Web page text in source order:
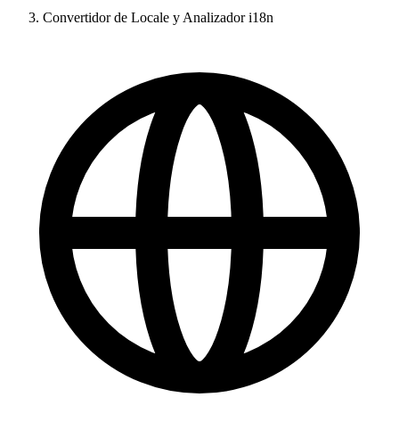
Convertidor de Locale y Analizador i18n